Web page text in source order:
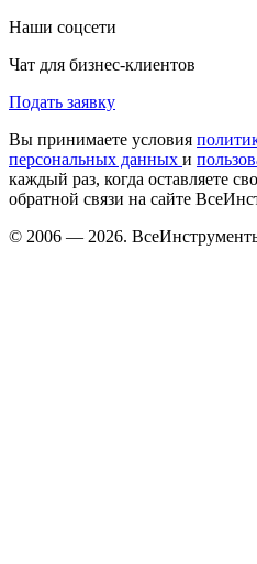
Наши соцсети
Чат для бизнес-клиентов
Подать заявку
Вы принимаете условия
персональных данных и
каждый раз, когда оставляете
обратной связи на сайте
© 2006 — 2026.